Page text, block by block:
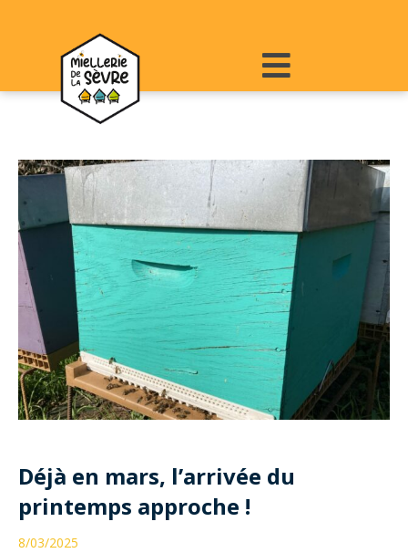
Déjà en mars, l’arrivée du
printemps approche !
8/03/2025